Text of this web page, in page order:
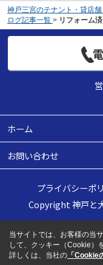
神戸三宮のテナント・貸店
ログ記事一覧 > リフォーム
ホーム
お問い合わせ
プライバシーポ
Copyright 神戸と
当サイトでは、お客様の当
して、クッキー（Cookie）
詳しくは、当社の 「Cookie